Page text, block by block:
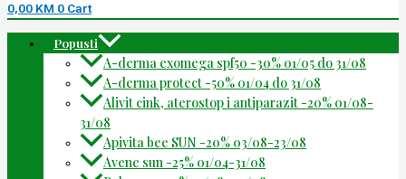
0,00 KM 0 Cart
Popusti
A-derma exomega spf50 -30% 01/05 do 31/08
A-derma protect -50% 01/04 do 31/08
Alivit cink, aterostop i antiparazit -20% 01/08-
31/08
Apivita bee SUN -20% 03/08-23/08
Avene sun -25% 01/04-31/08